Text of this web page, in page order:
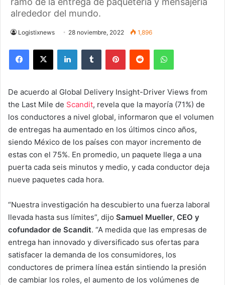
alrededor del mundo.
Logistixnews 28 noviembre, 2022 1,896
De acuerdo al Global Delivery Insight-Driver Views from
the Last Mile de Scandit, revela que la mayoría (71%) de
los conductores a nivel global, informaron que el volumen
de entregas ha aumentado en los últimos cinco años,
siendo México de los países con mayor incremento de
estas con el 75%. En promedio, un paquete llega a una
puerta cada seis minutos y medio, y cada conductor deja
nueve paquetes cada hora.
“Nuestra investigación ha descubierto una fuerza laboral
llevada hasta sus límites”, dijo Samuel Mueller, CEO y
cofundador de Scandit. “A medida que las empresas de
entrega han innovado y diversificado sus ofertas para
satisfacer la demanda de los consumidores, los
conductores de primera línea están sintiendo la presión
de cambiar los roles, el aumento de los volúmenes de